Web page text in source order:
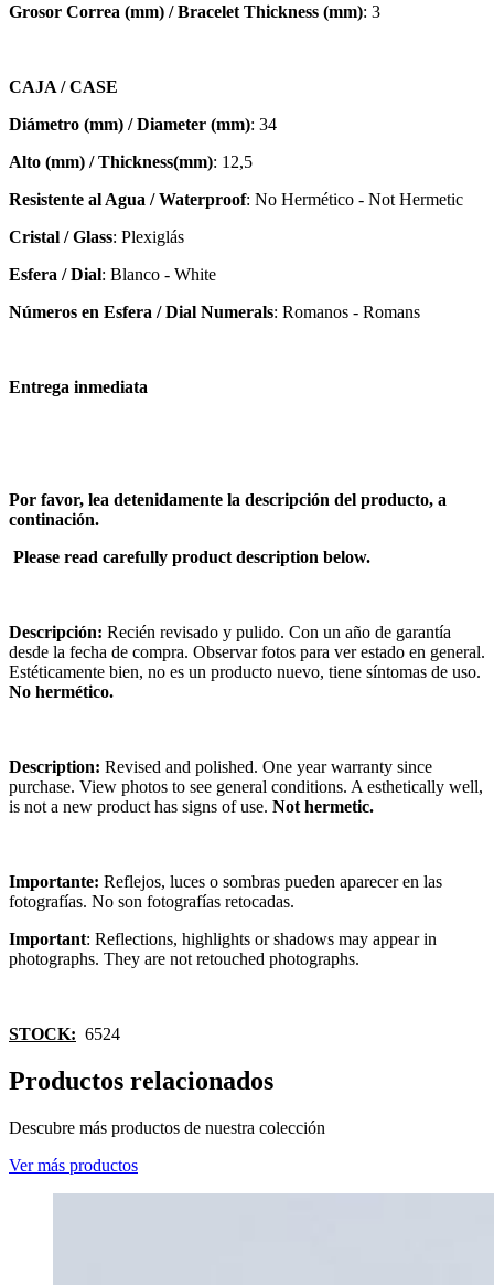
Grosor Correa (mm) / Bracelet Thickness (mm): 3
CAJA / CASE
Diámetro (mm) / Diameter (mm): 34
Alto (mm) / Thickness(mm): 12,5
Resistente al Agua / Waterproof: No Hermético - Not Hermetic
Cristal / Glass: Plexiglás
Esfera / Dial: Blanco - White
Números en Esfera / Dial Numerals: Romanos - Romans
Entrega inmediata
Por favor, lea detenidamente la descripción del producto, a
continación.
Please read carefully product description below.
Descripción: Recién revisado y pulido. Con un año de garantía
desde la fecha de compra. Observar fotos para ver estado en general.
Estéticamente bien, no es un producto nuevo, tiene síntomas de uso.
No hermético.
Description: Revised and polished. One year warranty since
purchase. View photos to see general conditions. A esthetically well,
is not a new product has signs of use. Not hermetic.
Importante: Reflejos, luces o sombras pueden aparecer en las
fotografías. No son fotografías retocadas.
Important: Reflections, highlights or shadows may appear in
photographs. They are not retouched photographs.
STOCK: 6524
Productos relacionados
Descubre más productos de nuestra colección
Ver más productos